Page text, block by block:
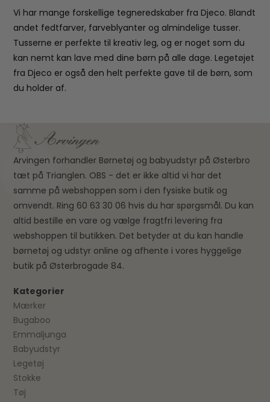
Vi har mange forskellige tegneredskaber fra Djeco. Blandt
andet fedtfarver, farveblyanter og almindelige tusser.
Tusserne er perfekte til kreativ leg, og er noget som du
kan nemt kan lave med dine børn på alle dage. Legetøjet
fra Djeco er også den helt perfekte gave til de børn, som
du holder af.
Arvingen forhandler Børnetøj og babyudstyr på Østerbro
tæt på Trianglen. OBS - det er ikke altid vi har det
samme på webshoppen som i den fysiske butik og
omvendt. Ring 60 63 30 06 hvis du har spørgsmål. Du kan
altid bestille en vare og vælge fragtfri levering fra
webshoppen til butikken. Det betyder at du kan handle
børnetøj og udstyr online og afhente i vores hyggelige
butik på Østerbrogade 84.
Kategorier
Mærker
Bugaboo
Emmaljunga
Babyudstyr
Legetøj
Stokke
Tøj